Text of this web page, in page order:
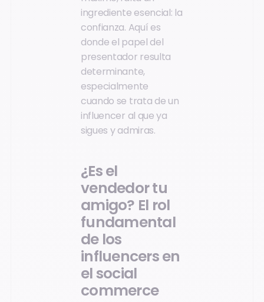
ingrediente esencial: la
confianza. Aquí es
donde el papel del
presentador resulta
determinante,
especialmente
cuando se trata de un
influencer al que ya
sigues y admiras.
¿Es el
vendedor tu
amigo? El rol
fundamental
de los
influencers en
el social
commerce